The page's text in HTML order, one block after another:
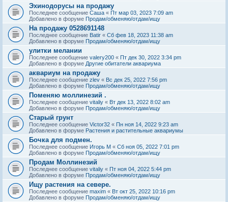
Эхинодорусы на продажу
Последнее сообщение Саша « Пт мар 03, 2023 7:09 am
Добавлено в форуме Продам/обменяю/отдам/ищу
На продажу 0528691148
Последнее сообщение Batir « Сб фев 18, 2023 11:38 am
Добавлено в форуме Продам/обменяю/отдам/ищу
улитки мелании
Последнее сообщение valery200 « Пт дек 30, 2022 3:34 pm
Добавлено в форуме Другие обитатели аквариума
аквариум на продажу
Последнее сообщение zlev « Вс дек 25, 2022 7:56 pm
Добавлено в форуме Продам/обменяю/отдам/ищу
Поменяю моллинезий .
Последнее сообщение vitaliy « Вт дек 13, 2022 8:02 am
Добавлено в форуме Продам/обменяю/отдам/ищу
Старый грунт
Последнее сообщение Victor32 « Пн ноя 14, 2022 9:23 am
Добавлено в форуме Растения и растительные аквариумы
Бочка для подмен.
Последнее сообщение Игорь М « Сб ноя 05, 2022 7:01 pm
Добавлено в форуме Продам/обменяю/отдам/ищу
Продам Моллинезий
Последнее сообщение vitaliy « Пт ноя 04, 2022 5:44 pm
Добавлено в форуме Продам/обменяю/отдам/ищу
Ищу растения на севере.
Последнее сообщение maxim « Вт окт 25, 2022 10:16 pm
Добавлено в форуме Продам/обменяю/отдам/ищу